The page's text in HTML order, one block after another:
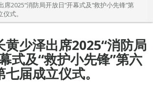
2025“消防局开放日”开幕式及“救护小先锋”第
式。
黄少泽出席2025“消防局
式及“救护小先锋”第六
届成立仪式。